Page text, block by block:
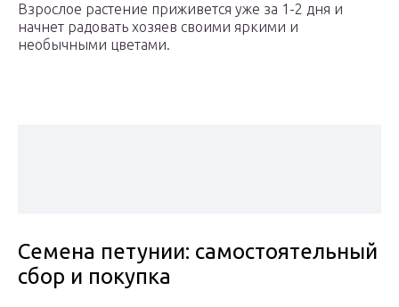
Взрослое растение приживется уже за 1-2 дня и
начнет радовать хозяев своими яркими и
необычными цветами.
Семена петунии: самостоятельный
сбор и покупка